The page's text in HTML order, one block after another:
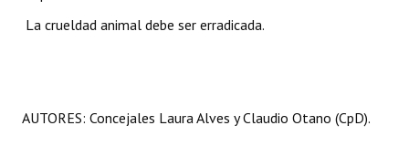
 La crueldad animal debe ser erradicada.
AUTORES: Concejales Laura Alves y Claudio Otano (CpD).